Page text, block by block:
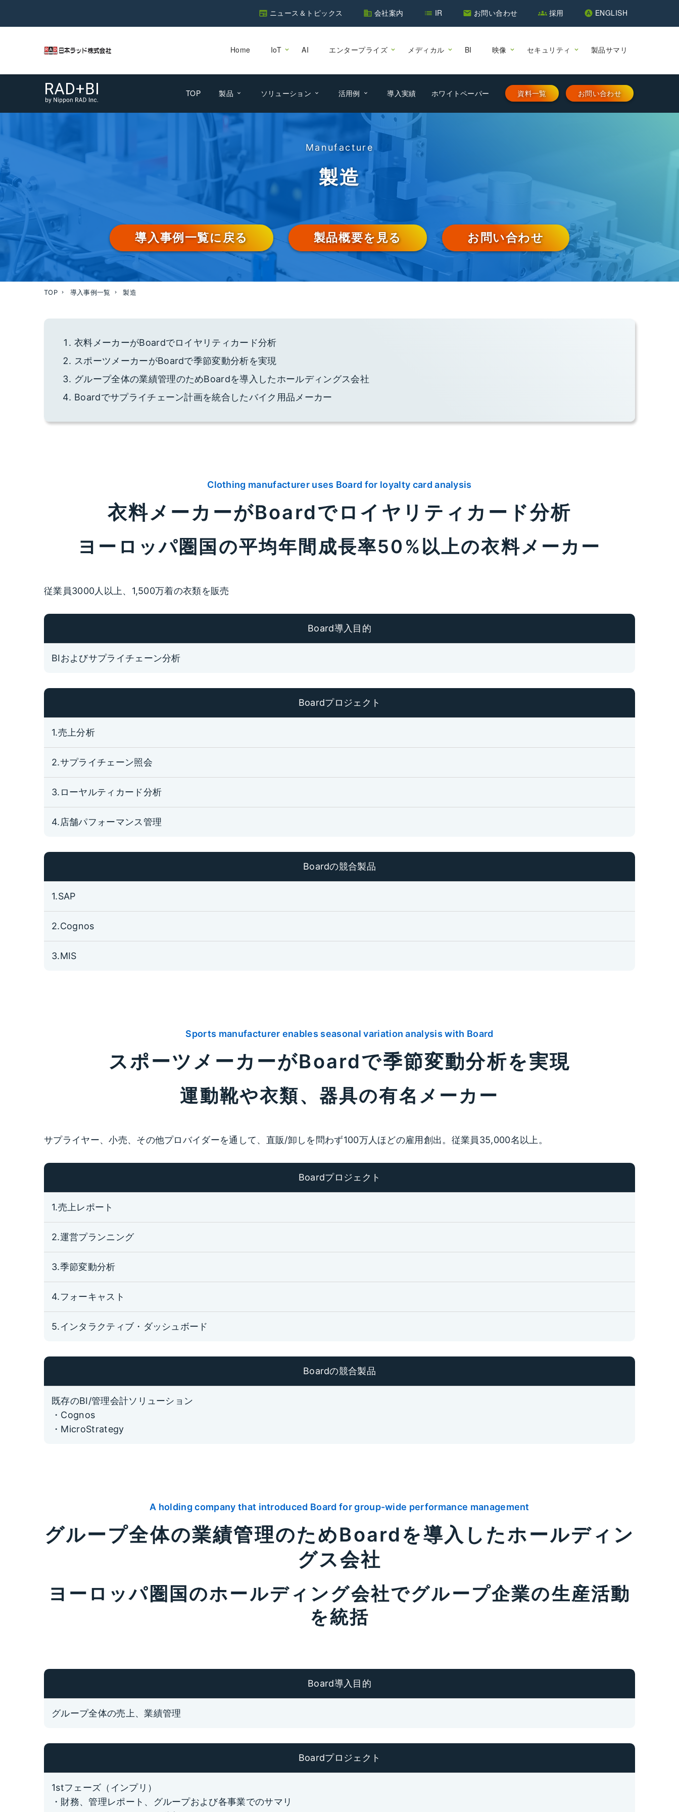
newspaper ニュース＆トピックス business 会社案内 list IR email お問い合わせ groups 採用 hdr_auto ENGLISH
Home IoT AI エンタープライズ メディカル BI 映像 セキュリティ 製品サマリ
資料一覧 お問い合わせ
TOP 製品 ソリューション 活用例 導入実績 ホワイトペーパー
Manufacture
製造
導入事例一覧に戻る 製品概要を見る お問い合わせ
TOP 導入事例一覧 製造
衣料メーカーがBoardでロイヤリティカード分析
スポーツメーカーがBoardで季節変動分析を実現
グループ全体の業績管理のためBoardを導入したホールディングス会社
Boardでサプライチェーン計画を統合したバイク用品メーカー
Clothing manufacturer uses Board for loyalty card analysis
衣料メーカーがBoardでロイヤリティカード分析
ヨーロッパ圏国の平均年間成長率50%以上の衣料メーカー
従業員3000人以上、1,500万着の衣類を販売
Board導入目的
BIおよびサプライチェーン分析
Boardプロジェクト
1.売上分析
2.サプライチェーン照会
3.ローヤルティカード分析
4.店舗パフォーマンス管理
Boardの競合製品
1.SAP
2.Cognos
3.MIS
Sports manufacturer enables seasonal variation analysis with Board
スポーツメーカーがBoardで季節変動分析を実現
運動靴や衣類、器具の有名メーカー
サプライヤー、小売、その他プロバイダーを通して、直販/卸しを問わず100万人ほどの雇用創出。従業員35,000名以上。
Boardプロジェクト
1.売上レポート
2.運営プランニング
3.季節変動分析
4.フォーキャスト
5.インタラクティブ・ダッシュボード
Boardの競合製品
既存のBI/管理会計ソリューション
・Cognos
・MicroStrategy
A holding company that introduced Board for group-wide performance management
グループ全体の業績管理のためBoardを導入したホールディン
グス会社
ヨーロッパ圏国のホールディング会社でグループ企業の生産活動
を統括
Board導入目的
グループ全体の売上、業績管理
Boardプロジェクト
1stフェーズ（インプリ）
・財務、管理レポート、グループおよび各事業でのサマリ